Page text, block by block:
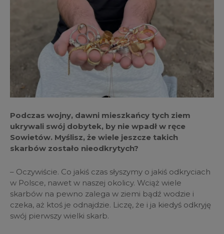
Podczas wojny, dawni mieszkańcy tych ziem
ukrywali swój dobytek, by nie wpadł w ręce
Sowietów. Myślisz, że wiele jeszcze takich
skarbów zostało nieodkrytych?
– Oczywiście. Co jakiś czas słyszymy o jakiś odkryciach
w Polsce, nawet w naszej okolicy. Wciąż wiele
skarbów na pewno zalega w ziemi bądź wodzie i
czeka, aż ktoś je odnajdzie. Liczę, że i ja kiedyś odkryję
swój pierwszy wielki skarb.